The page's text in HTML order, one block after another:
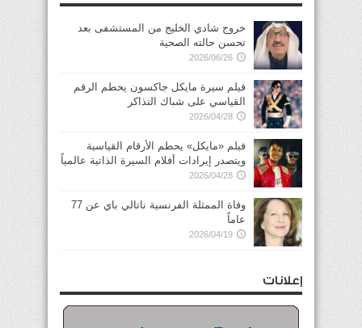
خروج شادي الخليج من المستشفى بعد
تحسن حالته الصحية
2026/06/26
فيلم سيرة مايكل جاكسون يحطم الرقم
القياسي على شباك التذاكر
2026/04/28
فيلم «مايكل» يحطم الأرقام القياسية
ويتصدر إيرادات أفلام السيرة الذاتية عالمياً
2026/04/28
وفاة الممثلة الفرنسية ناتالي باي عن 77
عاماً
2026/04/19
إعلانات